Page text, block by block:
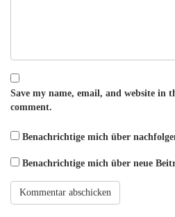
Save my name, email, and website in
comment.
Benachrichtige mich über
Benachrichtige mich über neue